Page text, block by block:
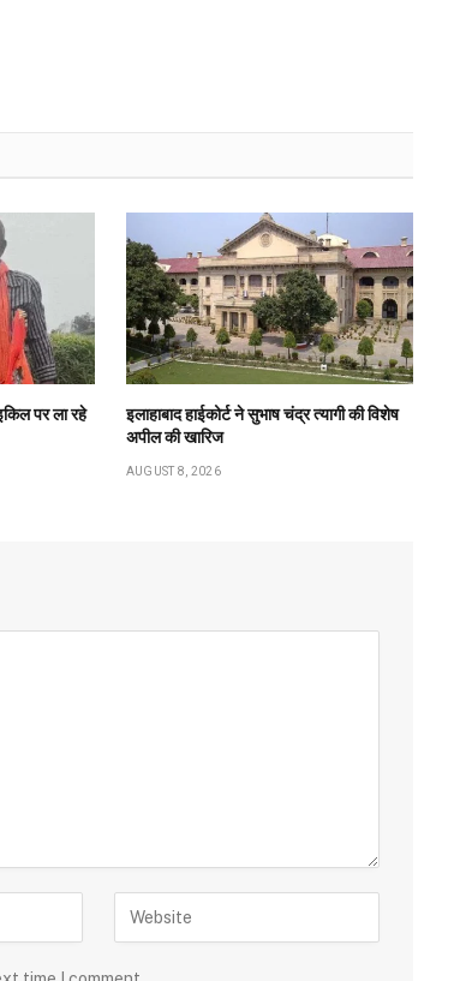
पर ला रहे
इलाहाबाद हाईकोर्ट ने सुभाष चंद्र त्यागी की विशेष
अपील की खारिज
AUGUST 8, 2026